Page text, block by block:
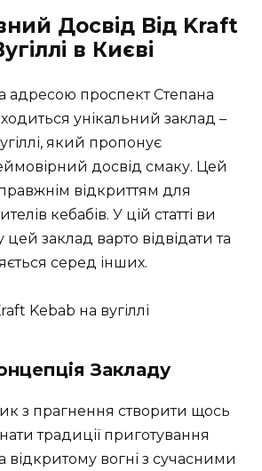
Досвід Від Kraft
в Києві
адресою проспект Степана
унікальний заклад –
який пропонує
досвід смаку. Цей
відкриттям для
кебабів. У цій статті ви
цей заклад варто відвідати та
серед інших.
Закладу
з прагнення створити щось
традиції приготування
відкритому вогні з сучасними